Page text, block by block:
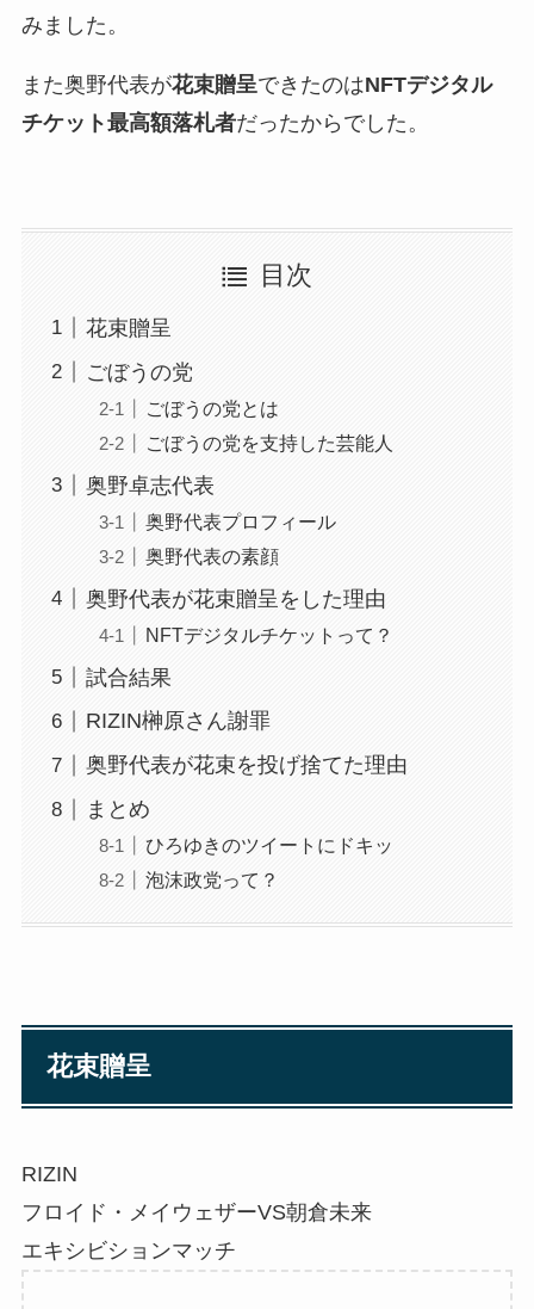
みました。
また奥野代表が花束贈呈できたのはNFTデジタル
チケット最高額落札者だったからでした。
目次
花束贈呈
ごぼうの党
ごぼうの党とは
ごぼうの党を支持した芸能人
奥野卓志代表
奥野代表プロフィール
奥野代表の素顔
奥野代表が花束贈呈をした理由
NFTデジタルチケットって？
試合結果
RIZIN榊原さん謝罪
奥野代表が花束を投げ捨てた理由
まとめ
ひろゆきのツイートにドキッ
泡沫政党って？
花束贈呈
RIZIN
フロイド・メイウェザーVS朝倉未来
エキシビションマッチ